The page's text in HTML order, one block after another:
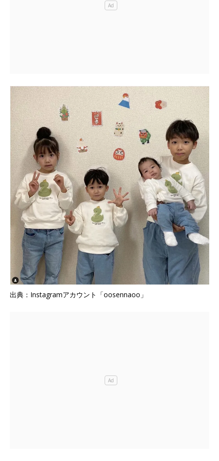
出典：Instagramアカウント「oosennaoo」